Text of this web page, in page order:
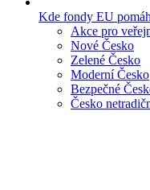
Kde fondy EU
Akce pro
Nové Česko
Zelené Česko
Moderní Česko
Bezpečné
Česko